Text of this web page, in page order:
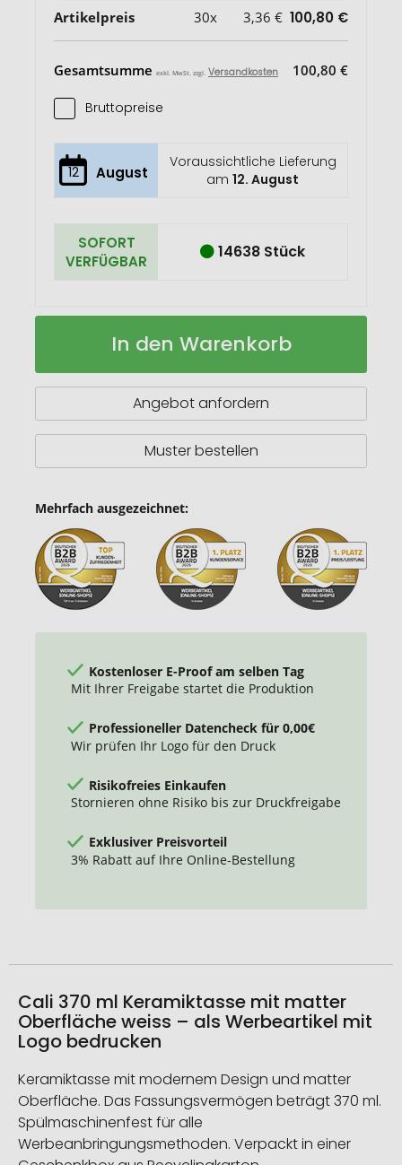
Artikelpreis 30x 3,36 € 100,80 €
Gesamtsumme exkl. MwSt. zzgl. Versandkosten 100,80 €
Bruttopreise
12 August
Voraussichtliche Lieferung
am12. August
SOFORT
VERFÜGBAR
14638 Stück
Cali
Keramiktasse
Oberfläche
Auf
In den Warenkorb
Angebot anfordern
Muster bestellen
Mehrfach ausgezeichnet:
Kostenloser E-Proof am selben Tag
Mit Ihrer Freigabe startet die Produktion
Professioneller Datencheck für 0,00€
Wir prüfen Ihr Logo für den Druck
Risikofreies Einkaufen
Stornieren ohne Risiko bis zur Druckfreigabe
Exklusiver Preisvorteil
3% Rabatt auf Ihre Online-Bestellung
Cali 370 ml Keramiktasse mit matter
Oberfläche weiss – als Werbeartikel mit
Logo bedrucken
Keramiktasse mit modernem Design und matter
Oberfläche. Das Fassungsvermögen beträgt 370 ml.
Spülmaschinenfest für alle
Werbeanbringungsmethoden. Verpackt in einer